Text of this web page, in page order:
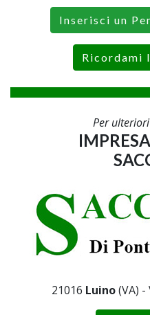
Inserisci un
Ricordami
Per
21016 Luino(VA)